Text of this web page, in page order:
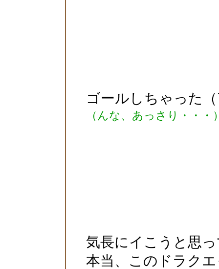
ゴールしちゃった
（んな、あっさり・・・
気長にイこうと思
本当、このドラク